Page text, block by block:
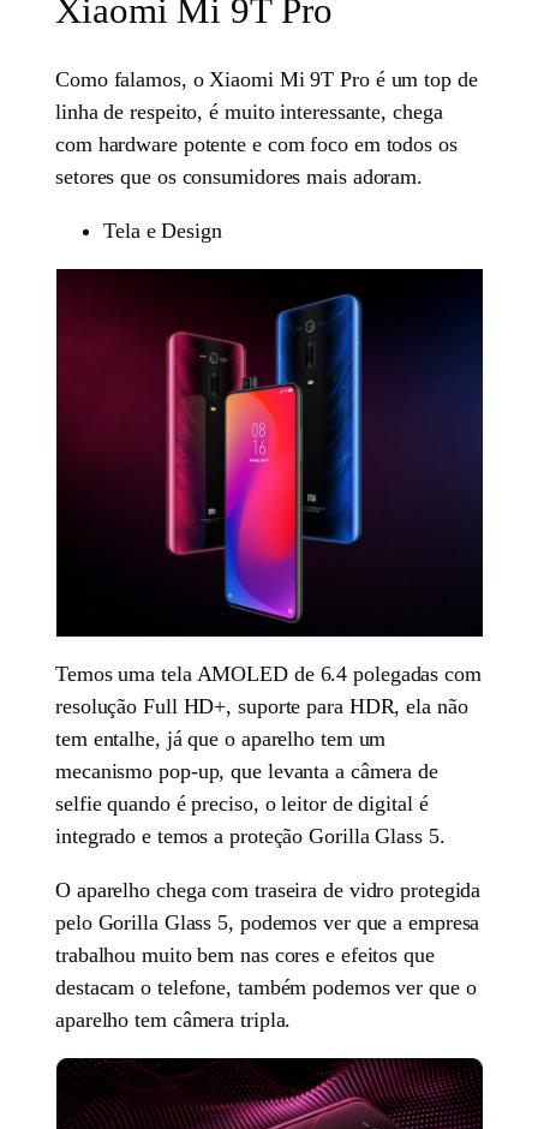
Xiaomi Mi 9T Pro
Como falamos, o Xiaomi Mi 9T Pro é um top de
linha de respeito, é muito interessante, chega
com hardware potente e com foco em todos os
setores que os consumidores mais adoram.
Tela e Design
Temos uma tela AMOLED de 6.4 polegadas com
resolução Full HD+, suporte para HDR, ela não
tem entalhe, já que o aparelho tem um
mecanismo pop-up, que levanta a câmera de
selfie quando é preciso, o leitor de digital é
integrado e temos a proteção Gorilla Glass 5.
O aparelho chega com traseira de vidro protegida
pelo Gorilla Glass 5, podemos ver que a empresa
trabalhou muito bem nas cores e efeitos que
destacam o telefone, também podemos ver que o
aparelho tem câmera tripla.